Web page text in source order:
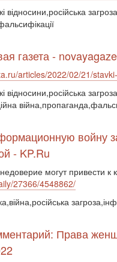
відносини,російська
газета -
articles/2022/02/21/
відносини,російська
войну
- KP.Ru
могут привести к
27366/4548862/
Права